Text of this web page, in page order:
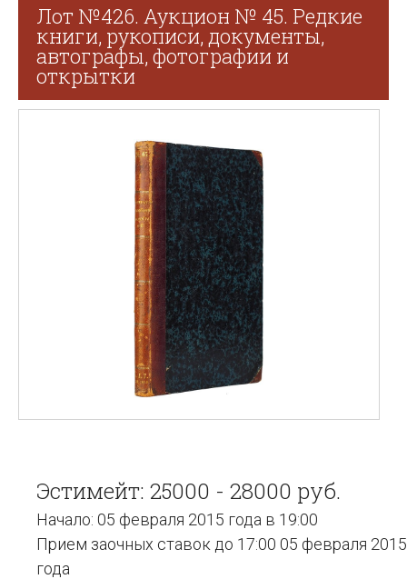
Лот №426. Аукцион № 45. Редкие
книги, рукописи, документы,
автографы, фотографии и
открытки
Эстимейт: 25000 - 28000 руб.
Начало: 05 февраля 2015 года в 19:00
Прием заочных ставок до 17:00 05 февраля 2015
года